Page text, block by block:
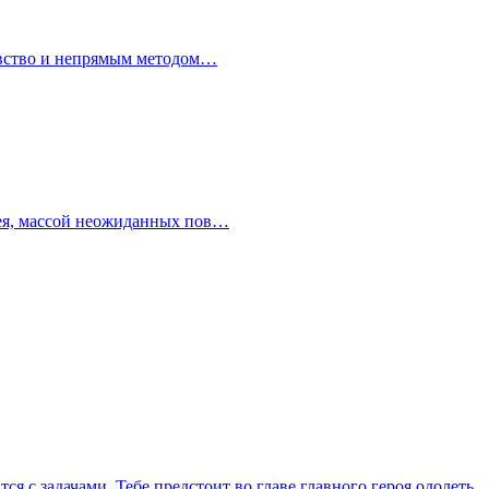
и непрямым методом…
массой неожиданных пов…